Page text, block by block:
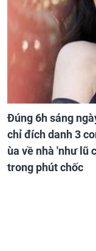
Đúng 6h sáng
chỉ đích danh 3
ùa về nhà 'như lũ
trong phút chốc